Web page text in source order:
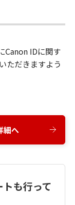
Canon IDに関す
ただきますよう
細へ
も行って